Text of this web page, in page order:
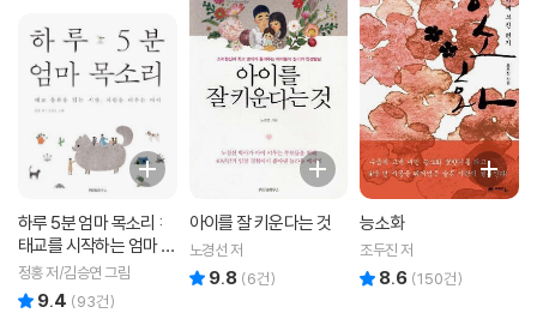
하루 5분 엄마 목소리 :
태교를 시작하는 엄마 ·
사랑을 배우는 아이
정홍 저/김승연 그림
9.4 (93건)
아이를 잘 키운다는 것
노경선 저
9.8 (6건)
능소화
조두진 저
8.6 (150건)